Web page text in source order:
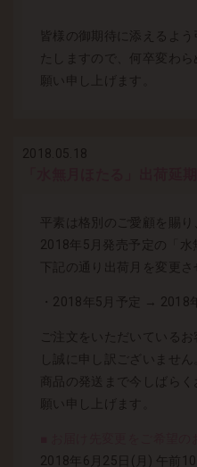
皆様の御期待に添えるよ
たしますので、何卒変わ
願い申し上げます。
2018.05.18
平素は格別のご愛顧を賜
2018年5月発売予定の「水
下記の通り出荷月を変更さ
・2018年5月予定 → 2018
ご注文をいただいている
し誠に申し訳ございません
商品の発送まで今しばら
願い申し上げます。
2018年6月25日(月) 午前